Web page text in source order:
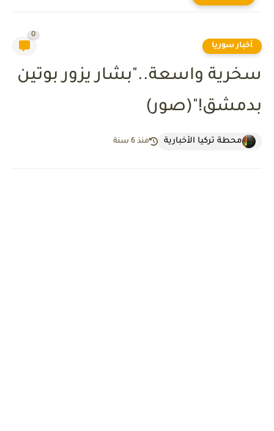
أخبار سوريا
0
سخرية واسعة.."بشار يزور بوتين
بدمشق!"(صور)
محطة تركيا الأخبارية منذ 6 سنة